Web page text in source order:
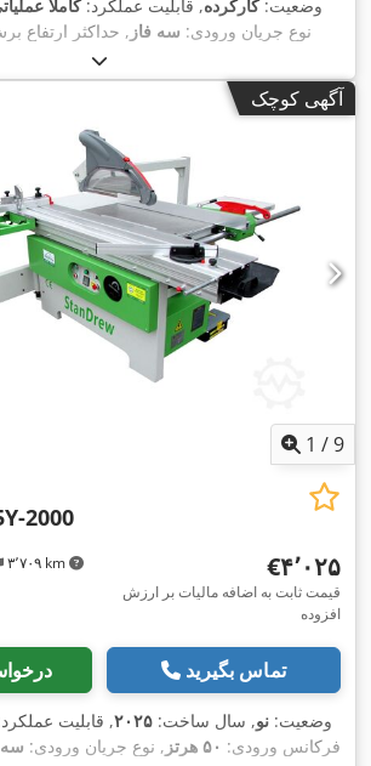
وضعیت:کارکرده, قابلیت عملکرد:کاملاً
, نوع جریان ورودی: سه فاز , حداکثر ارتفاع
تنظیم شیب تیغه اره:۴۵ ° , نوع ,
آگهی کوچک
1 /9
۳٬۷۰۹ km
2000
‎€۴٬۰۲۵
قیمت ثابت به اضافه مالیات بر ارزش
افزوده
تماس بگیرید
وضعیت: نو, سال ساخت: ۲۰۲۵, قابلیت
, فرکانس ورودی: ۵۰ هرتز , نوع جریان ورودی: سه